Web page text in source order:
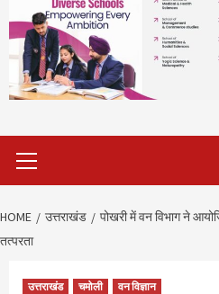
Menu
HOME उत्तराखंड
पोखरी में वन विभाग ने
तत्परता
उत्तराखंड चमोली वन विज्ञान